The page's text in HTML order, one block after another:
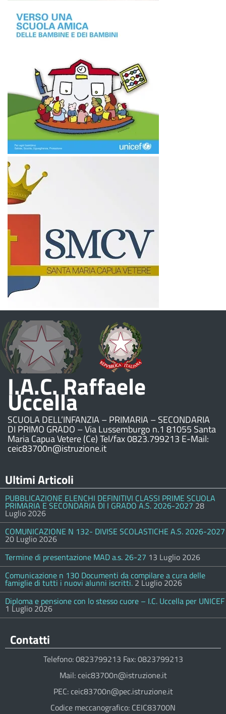
I.A.C. Raffaele
Uccella
SCUOLA DELL’INFANZIA – PRIMARIA – SECONDARIA
DI PRIMO GRADO – Via Lussemburgo n.1 81055 Santa
Maria Capua Vetere (Ce) Tel/fax 0823.799213 E-Mail:
ceic83700n@istruzione.it
Ultimi Articoli
PUBBLICAZIONE ELENCHI DEFINITIVI CLASSI PRIME SCUOLA
PRIMARIA E SECONDARIA DI I GRADO A.S. 2026-2027 28
Luglio 2026
COMUNICAZIONE N 132- DIVISE SCOLASTICHE A.S. 2026-2027
20 Luglio 2026
Termine di presentazione MAD a.s. 26-27 13 Luglio 2026
Comunicazione n 130 Documenti da compilare a cura delle
famiglie di tutti i nuovi alunni iscritti. 2 Luglio 2026
Diploma e pensione con lo stesso cuore – I.C. Uccella per UNICEF
1 Luglio 2026
Contatti
Telefono: 0823799213 Fax: 0823799213
Mail: ceic83700n@istruzione.it
PEC: ceic83700n@pec.istruzione.it
Codice meccanografico: CEIC83700N